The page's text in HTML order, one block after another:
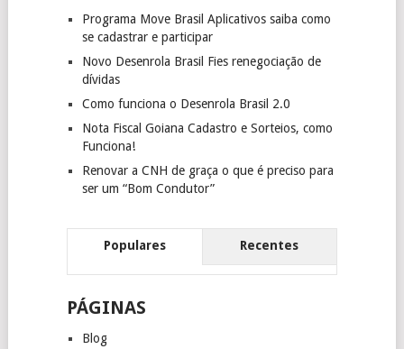
Programa Move Brasil Aplicativos saiba como
se cadastrar e participar
Novo Desenrola Brasil Fies renegociação de
dívidas
Como funciona o Desenrola Brasil 2.0
Nota Fiscal Goiana Cadastro e Sorteios, como
Funciona!
Renovar a CNH de graça o que é preciso para
ser um “Bom Condutor”
Populares Recentes
PÁGINAS
Blog